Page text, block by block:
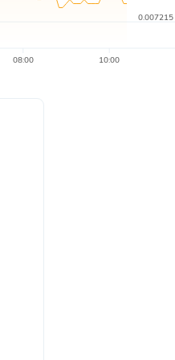
08:00 10:00
0.007215